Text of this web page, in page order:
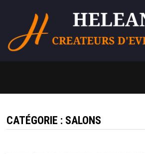
contenu
CATÉGORIE : SALONS